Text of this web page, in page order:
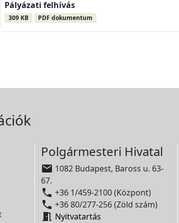
Pályázati felhívás
309 KB PDF dokumentum
Polgármesteri Hivatal
 1082 Budapest, Baross u. 63-
67.
 +36 1/459-2100 (Központ)
 +36 80/277-256 (Zöld szám)
 Nyitvatartás